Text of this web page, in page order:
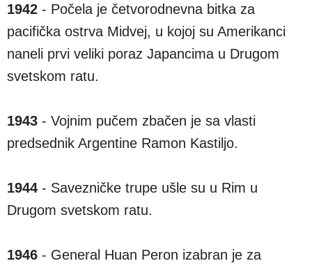
1942 - Počela je četvorodnevna bitka za
pacifička ostrva Midvej, u kojoj su Amerikanci
naneli prvi veliki poraz Japancima u Drugom
svetskom ratu.
1943 - Vojnim pučem zbačen je sa vlasti
predsednik Argentine Ramon Kastiljo.
1944 - Savezničke trupe ušle su u Rim u
Drugom svetskom ratu.
1946 - General Huan Peron izabran je za